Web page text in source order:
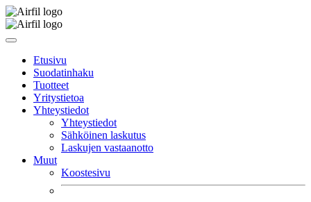
Etusivu
Suodatinhaku
Tuotteet
Yritystietoa
Yhteystiedot
Yhteystiedot
Sähköinen laskutus
Laskujen vastaanotto
Muut
Koostesivu